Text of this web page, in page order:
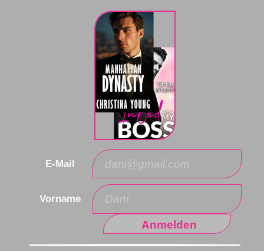
E-Mail
Vorname
Anmelden